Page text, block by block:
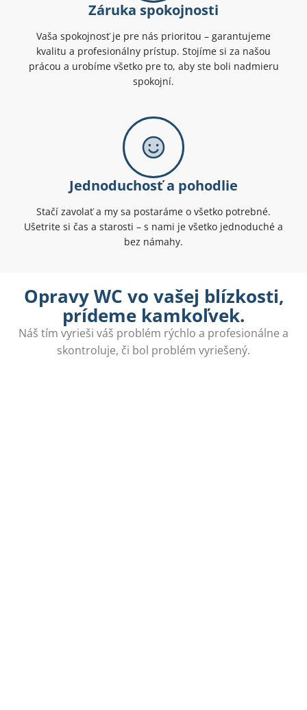
Záruka spokojnosti
Vaša spokojnosť je pre nás prioritou – garantujeme
kvalitu a profesionálny prístup. Stojíme si za našou
prácou a urobíme všetko pre to, aby ste boli nadmieru
spokojní.
Jednoduchosť a pohodlie
Stačí zavolať a my sa postaráme o všetko potrebné.
Ušetrite si čas a starosti – s nami je všetko jednoduché a
bez námahy.
Opravy WC vo vašej blízkosti,
prídeme kamkoľvek.
Náš tím vyrieši váš problém rýchlo a profesionálne a
skontroluje, či bol problém vyriešený.